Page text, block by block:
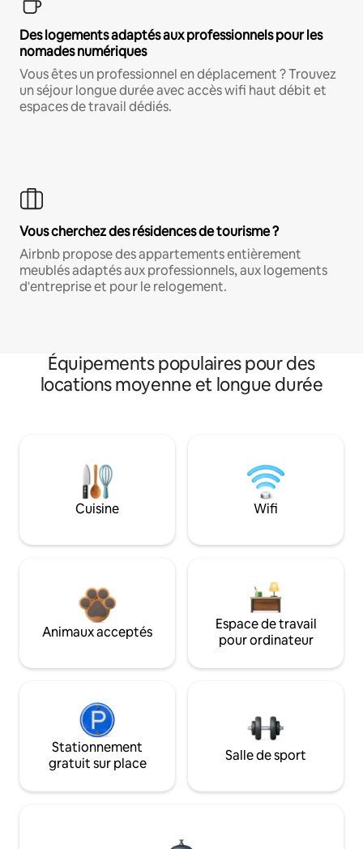
Des logements adaptés aux professionnels pour les
nomades numériques
Vous êtes un professionnel en déplacement ? Trouvez
un séjour longue durée avec accès wifi haut débit et
espaces de travail dédiés.
Vous cherchez des résidences de tourisme ?
Airbnb propose des appartements entièrement
meublés adaptés aux professionnels, aux logements
d'entreprise et pour le relogement.
Équipements populaires pour des
locations moyenne et longue durée
Cuisine Wifi
Animaux acceptés
Espace de travail
pour ordinateur
Stationnement
gratuit sur place
Salle de sport